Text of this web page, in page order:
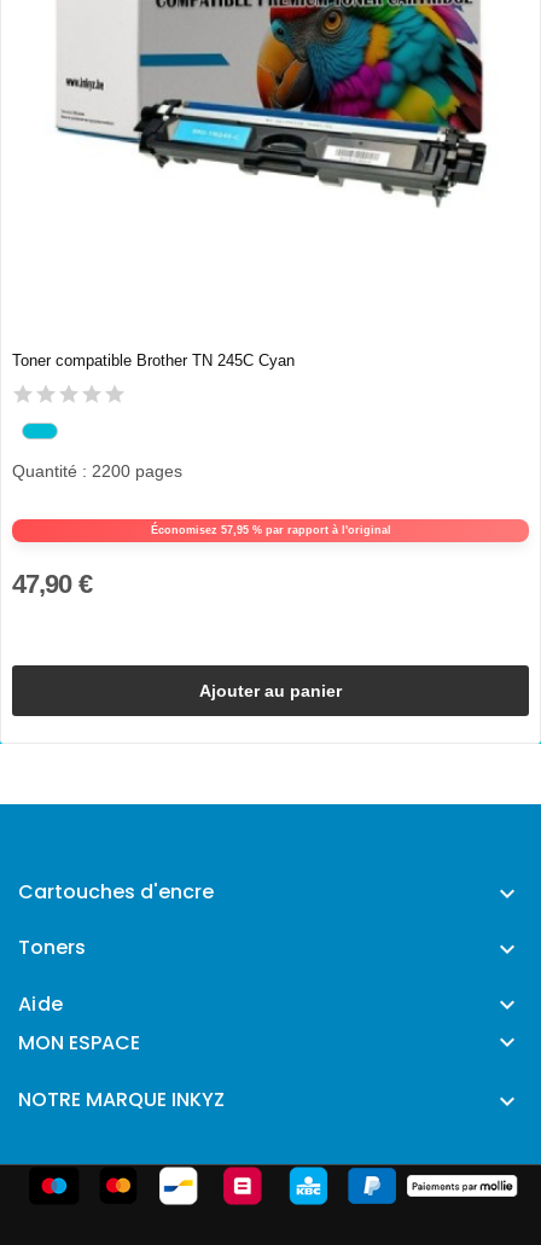
Toner compatible Brother TN 245C Cyan
Économisez 57,95 % par rapport à l'original
Quantité : 2200 pages
47,90 €
Ajouter au panier
Cartouches d'encre 
Toners 
Aide 
MON ESPACE 
NOTRE MARQUE INKYZ 